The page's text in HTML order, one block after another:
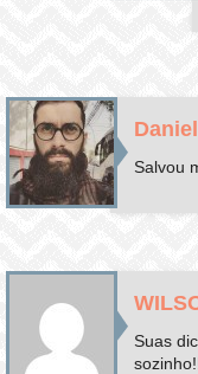
Salvou
Suas